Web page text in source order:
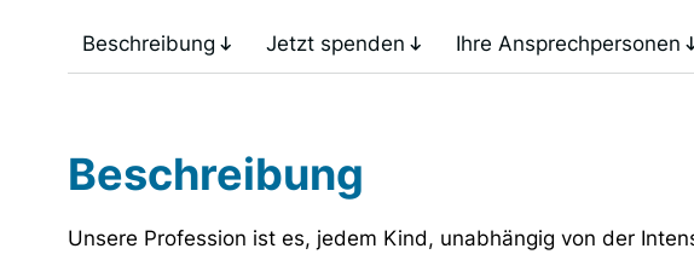
Beschreibung Jetzt spenden Ihre Ansprechpersonen
Beschreibung
Unsere Profession ist es, jedem Kind, unabhängig von der